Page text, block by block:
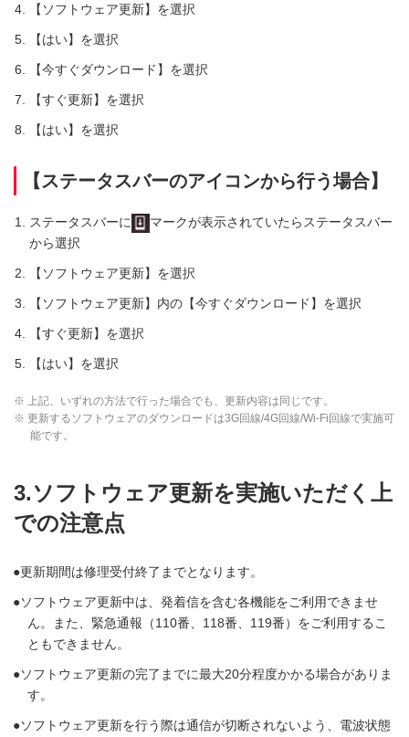
【ソフトウェア更新】を選択
【はい】を選択
【今すぐダウンロード】を選択
【すぐ更新】を選択
【はい】を選択
【ステータスバーのアイコンから行う場合】
ステータスバーに
マークが表示されていたらステータスバー
から選択
【ソフトウェア更新】を選択
【ソフトウェア更新】内の【今すぐダウンロード】を選択
【すぐ更新】を選択
【はい】を選択
※ 上記、いずれの方法で行った場合でも、更新内容は同じです。
※ 更新するソフトウェアのダウンロードは3G回線/4G回線/Wi-Fi回線で実施可
能です。
3.ソフトウェア更新を実施いただく上
での注意点
更新期間は修理受付終了までとなります。
ソフトウェア更新中は、発着信を含む各機能をご利用できませ
ん。また、緊急通報（110番、118番、119番）をご利用するこ
ともできません。
ソフトウェア更新の完了までに最大20分程度かかる場合がありま
す。
ソフトウェア更新を行う際は通信が切断されないよう、電波状態